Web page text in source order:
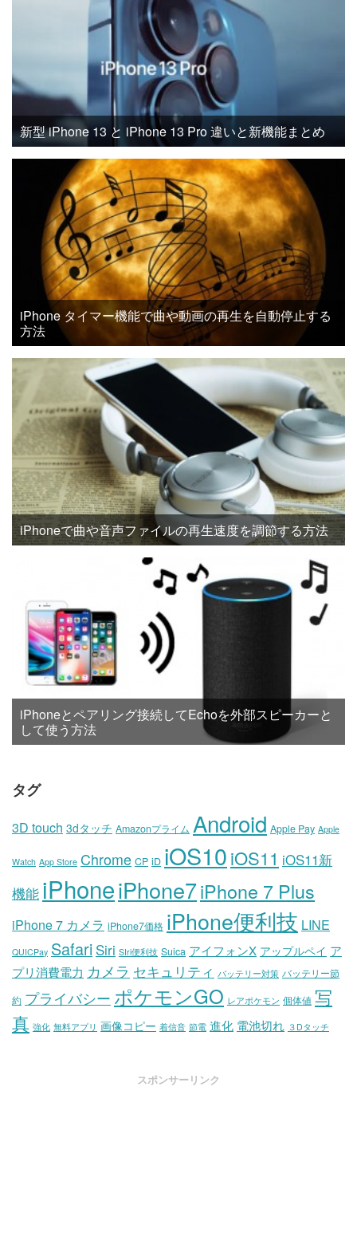
新型 iPhone 13 と iPhone 13 Pro 違いと新機能まとめ
iPhone タイマー機能で曲や動画の再生を自動停止する
方法
iPhoneで曲や音声ファイルの再生速度を調節する方法
iPhoneとペアリング接続してEchoを外部スピーカーと
して使う方法
タグ
3D touch 3dタッチ Amazonプライム Android Apple Pay Apple
Watch App Store Chrome CP iD iOS10iOS11 iOS11新
機能 iPhoneiPhone7iPhone 7 Plus
iPhone 7 カメラ iPhone7価格 iPhone便利技 LINE
QUICPay Safari Siri SIri便利技 Suica アイフォンX アップルペイ ア
プリ消費電力 カメラ セキュリティ バッテリー対策 バッテリー節
約 プライバシー ポケモンGO レアポケモン 個体値 写
真 強化 無料アプリ 画像コピー 着信音 節電 進化 電池切れ ３Dタッチ
スポンサーリンク